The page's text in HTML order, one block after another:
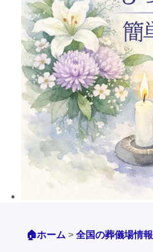
🏠ホーム > 全国の葬儀場情報